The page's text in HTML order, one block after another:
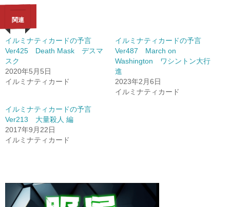
関連
イルミナティカードの予言
Ver425 Death Mask デスマ
スク
2020年5月5日
イルミナティカード
イルミナティカードの予言
Ver487 March on
Washington ワシントン大行
進
2023年2月6日
イルミナティカード
イルミナティカードの予言
Ver213 大量殺人 編
2017年9月22日
イルミナティカード